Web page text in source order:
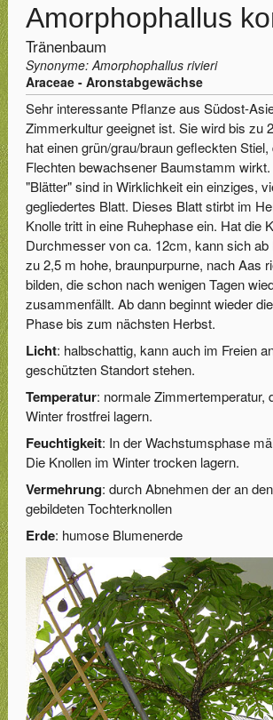
Amorphophallus
Tränenbaum
Synonyme: Amorphophallus rivieri
Araceae - Aronstabgewächse
Sehr interessante Pflanze aus Südost-
Zimmerkultur geeignet ist. Sie wird bis zu
hat einen grün/grau/braun gefleckten
Flechten bewachsener Baumstamm
"Blätter" sind in Wirklichkeit ein einziges,
gegliedertes Blatt. Dieses Blatt stirbt im
Knolle tritt in eine Ruhephase ein. Hat die
Durchmesser von ca. 12cm, kann sich ab
zu 2,5 m hohe, braunpurpurne, nach Aas
bilden, die schon nach wenigen Tagen
zusammenfällt. Ab dann beginnt wieder
Phase bis zum nächsten Herbst.
Licht: halbschattig, kann auch im Freien
geschützten Standort stehen.
Temperatur: normale Zimmertemperatur,
Winter frostfrei lagern.
Feuchtigkeit: In der Wachstumsphase
Die Knollen im Winter trocken lagern.
Vermehrung: durch Abnehmen der an
gebildeten Tochterknollen
Erde: humose Blumenerde